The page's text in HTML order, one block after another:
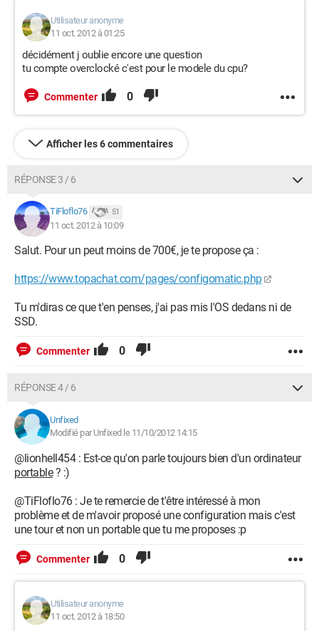
Utilisateur anonyme
11 oct. 2012 à 01:25
décidément j oublie encore une question
tu compte overclocké c'est pour le modele du cpu?
Commenter 0
Afficher les 6 commentaires
RÉPONSE 3 / 6
TiFloflo76 51
11 oct. 2012 à 10:09
Salut. Pour un peut moins de 700€, je te propose ça :
https://www.topachat.com/pages/configomatic.php
Tu m'diras ce que t'en penses, j'ai pas mis l'OS dedans ni de
SSD.
Commenter 0
RÉPONSE 4 / 6
Unfixed
Modifié par Unfixed le 11/10/2012 14:15
@lionhell454 : Est-ce qu'on parle toujours bien d'un ordinateur
portable? :)
@TiFloflo76 : Je te remercie de t'être intéressé à mon
problème et de m'avoir proposé une configuration mais c'est
une tour et non un portable que tu me proposes :p
Commenter 0
Utilisateur anonyme
11 oct. 2012 à 18:50